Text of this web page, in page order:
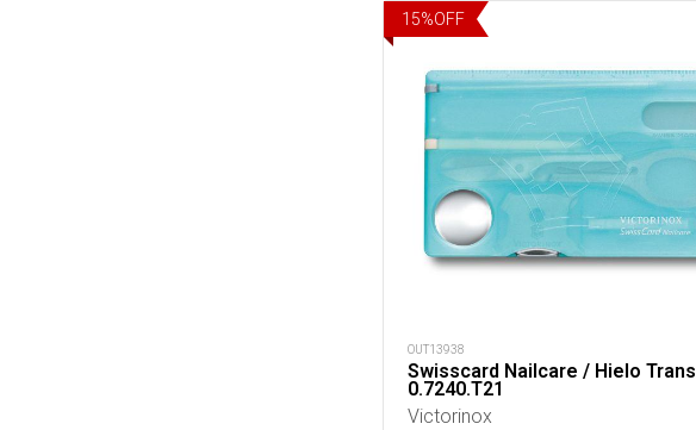
15%OFF
OUT13938
Swisscard Nailcare / Hielo Trans
0.7240.T21
Victorinox